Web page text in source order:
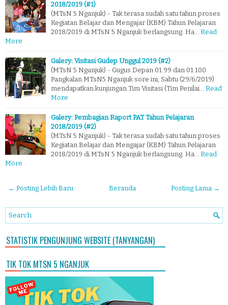
2018/2019 (#1)
(MTsN 5 Nganjuk) - Tak terasa sudah satu tahun proses
Kegiatan Belajar dan Mengajar (KBM) Tahun Pelajaran
2018/2019 di MTsN 5 Nganjuk berlangsung. Ha… Read
More
Galery: Visitasi Gudep Unggul 2019 (#2)
(MTsN 5 Nganjuk) - Gugus Depan 01.99 dan 01.100
Pangkalan MTsN5 Nganjuk sore ini, Sabtu (29/6/2019)
mendapatkan kunjungan Tim Visitasi (Tim Penilai… Read
More
Galery: Pembagian Raport PAT Tahun Pelajaran
2018/2019 (#2)
(MTsN 5 Nganjuk) - Tak terasa sudah satu tahun proses
Kegiatan Belajar dan Mengajar (KBM) Tahun Pelajaran
2018/2019 di MTsN 5 Nganjuk berlangsung. Ha… Read
More
← Posting Lebih Baru Posting Lama →
Beranda
STATISTIK PENGUNJUNG WEBSITE (TANYANGAN)
TIK TOK MTSN 5 NGANJUK